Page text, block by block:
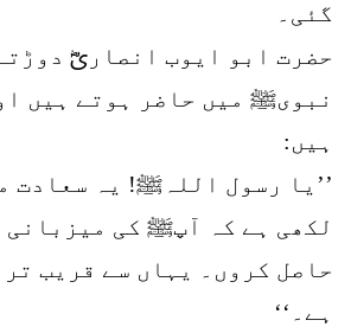
گئی۔
حضرت ابو ایوب انصاریؓ
نبویﷺ میں حاضر ہوتے ہیں
ہیں:
’’یا رسول اللہﷺ! یہ سعادت
لکھی ہے کہ آپﷺ کی میزبانی
حاصل کروں۔ یہاں سے قریب تر
ہے۔‘‘